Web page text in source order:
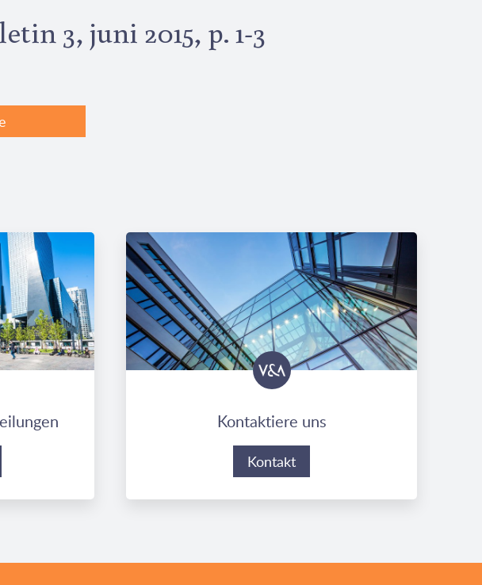
3, juni 2015, p. 1-3
Kontaktiere uns
Kontakt